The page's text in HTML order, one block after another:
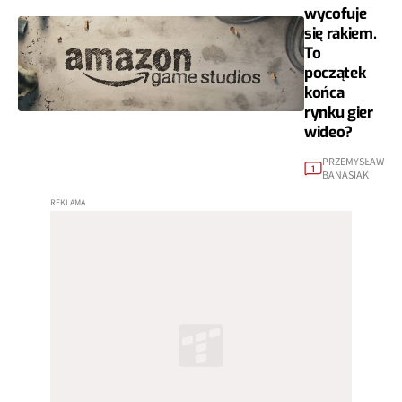
wycofuje
się rakiem.
To
początek
końca
rynku gier
wideo?
1
PRZEMYSŁAW
BANASIAK